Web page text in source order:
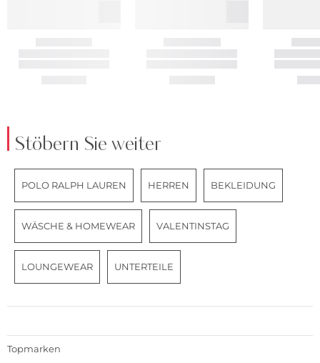
Stöbern Sie weiter
POLO RALPH LAUREN HERREN BEKLEIDUNG
WÄSCHE & HOMEWEAR VALENTINSTAG
LOUNGEWEAR UNTERTEILE
Topmarken